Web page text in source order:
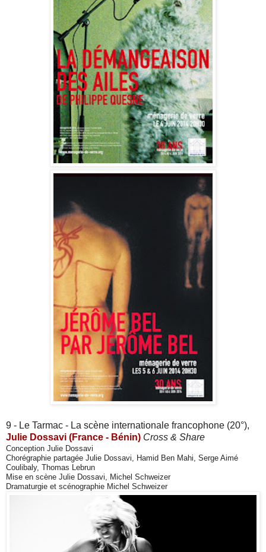
9 - Le Tarmac - La scène internationale francophone (20°),
Julie Dossavi (France - Bénin) Cross & Share
Conception Julie Dossavi
Chorégraphie partagée Julie Dossavi, Hamid Ben Mahi, Serge Aimé
Coulibaly, Thomas Lebrun
Mise en scène Julie Dossavi , Michel Schweizer
Dramaturgie et scénographie Michel Schweizer